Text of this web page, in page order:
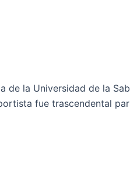
la Universidad de la
fue trascendental